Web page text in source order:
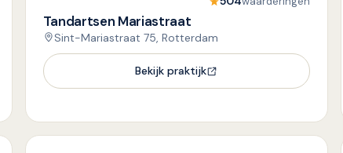
Tandartsen Mariastraat
Sint-Mariastraat 75, Rotterdam
Bekijk praktijk